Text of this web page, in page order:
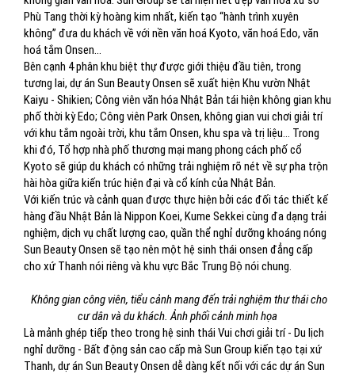
Phù Tang thời kỳ hoàng kim nhất, kiến tạo “hành trình xuyên
không” đưa du khách về với nền văn hoá Kyoto, văn hoá Edo, văn
hoá tắm Onsen...
Bên cạnh 4 phân khu biệt thự được giới thiệu đầu tiên, trong
tương lai, dự án Sun Beauty Onsen sẽ xuất hiện Khu vườn Nhật
Kaiyu - Shikien; Công viên văn hóa Nhật Bản tái hiện không gian khu
phố thời kỳ Edo; Công viên Park Onsen, không gian vui chơi giải trí
với khu tắm ngoài trời, khu tắm Onsen, khu spa và trị liệu… Trong
khi đó, Tổ hợp nhà phố thương mại mang phong cách phố cổ
Kyoto sẽ giúp du khách có những trải nghiệm rõ nét về sự pha trộn
hài hòa giữa kiến trúc hiện đại và cổ kính của Nhật Bản.
Với kiến trúc và cảnh quan được thực hiện bởi các đối tác thiết kế
hàng đầu Nhật Bản là Nippon Koei, Kume Sekkei cùng đa dạng trải
nghiệm, dịch vụ chất lượng cao, quần thể nghỉ dưỡng khoáng nóng
Sun Beauty Onsen sẽ tạo nên một hệ sinh thái onsen đẳng cấp
cho xứ Thanh nói riêng và khu vực Bắc Trung Bộ nói chung.
Không gian công viên, tiểu cảnh mang đến trải nghiệm thư thái cho
cư dân và du khách. Ảnh phối cảnh minh họa
Là mảnh ghép tiếp theo trong hệ sinh thái Vui chơi giải trí - Du lịch
nghỉ dưỡng - Bất động sản cao cấp mà Sun Group kiến tạo tại xứ
Thanh, dự án Sun Beauty Onsen dễ dàng kết nối với các dự án Sun